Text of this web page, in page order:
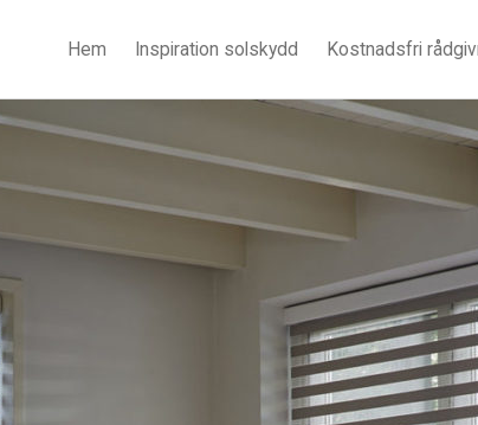
Hem Inspiration solskydd Kostnadsfri